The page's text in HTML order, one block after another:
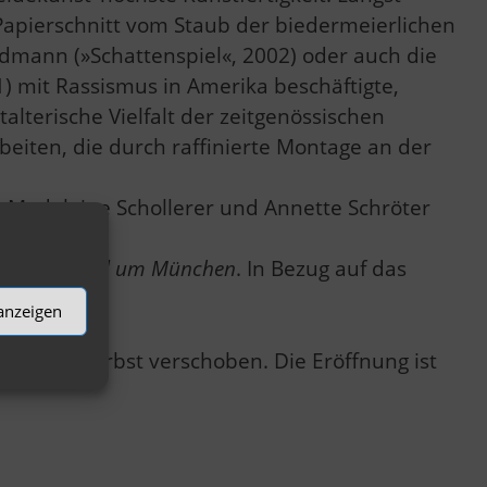
vom Staub der biedermeierlichen
(»Schattenspiel«, 2002) oder auch die
Rassismus in Amerika beschäftigte,
Vielfalt der zeitgenössischen
die durch raffinierte Montage an der
Schollerer und Annette Schröter
rund um München. In Bezug auf das
den Herbst verschoben. Die Eröffnung ist